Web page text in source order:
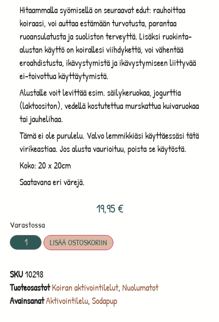
Hitaammalla syömisellä on seuraavat edut: rauhoittaa
koiraasi, voi auttaa estämään turvotusta, parantaa
ruoansulatusta ja suoliston terveyttä. Lisäksi ruokinta-
alustan käyttö on koirallesi viihdykettä, voi vähentää
eroahdistusta, ikävystymistä ja ikävystymiseen liittyvää
ei-toivottua käyttäytymistä.
Alustalle voit levittää esim. säilykeruokaa, jogurttia
(laktoositon), vedellä kostutettua murskattua kuivaruokaa
tai jauhelihaa.
Tämä ei ole purulelu. Valvo lemmikkiäsi käyttäessäsi tätä
virikeastiaa. Jos alusta vaurioituu, poista se käytöstä.
Koko: 20 x 20cm
Saatavana eri värejä.
19,95€
Varastossa
LISÄÄ OSTOSKORIIN
SKU10298
Tuoteosastot Koiran aktivointilelut, Nuolumatot
AvainsanatAktivointilelu, Sodapup